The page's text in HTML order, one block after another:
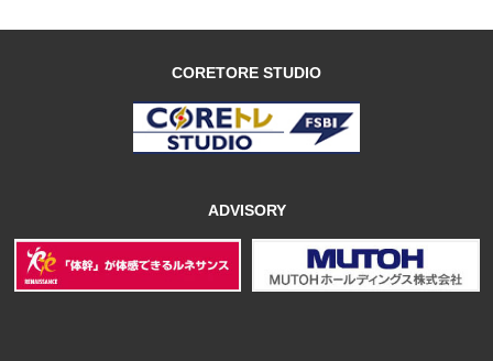
CORETORE STUDIO
ADVISORY